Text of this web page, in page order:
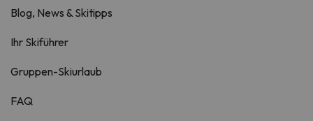
Blog, News & Skitipps
Ihr Skiführer
Gruppen-Skiurlaub
FAQ